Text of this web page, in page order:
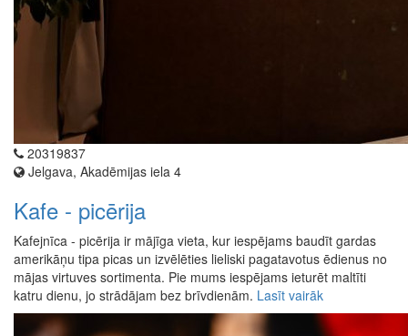
20319837
Jelgava, Akadēmijas iela 4
Kafe - picērija
Kafejnīca - picērija ir mājīga vieta, kur iespējams baudīt gardas
amerikāņu tipa picas un izvēlēties lieliski pagatavotus ēdienus no
mājas virtuves sortimenta. Pie mums iespējams ieturēt maltīti
katru dienu, jo strādājam bez brīvdienām. Lasīt vairāk